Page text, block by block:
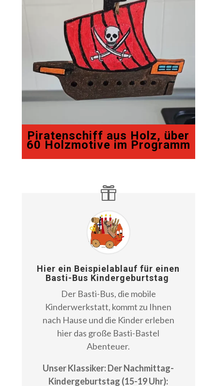
Piratenschiff aus Holz, über
60 Holzmotive im Programm
Hier ein Beispielablauf für einen
Basti-Bus Kindergeburtstag
Der Basti-Bus, die mobile
Kinderwerkstatt, kommt zu Ihnen
nach Hause und die Kinder erleben
hier das große Basti-Bastel
Abenteuer.
Unser Klassiker: Der Nachmittag-
Kindergeburtstag (15-19 Uhr):